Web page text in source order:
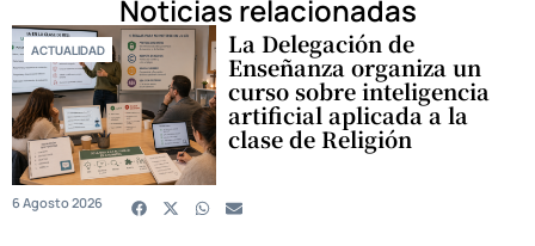
Noticias relacionadas
ACTUALIDAD La Delegación de
Enseñanza organiza un
curso sobre inteligencia
artificial aplicada a la
clase de Religión
6 Agosto 2026